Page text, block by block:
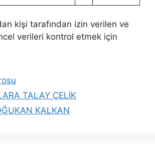
kişi tarafından izin verilen ve
verileri kontrol etmek için
TALAY ÇELİK
KALKAN